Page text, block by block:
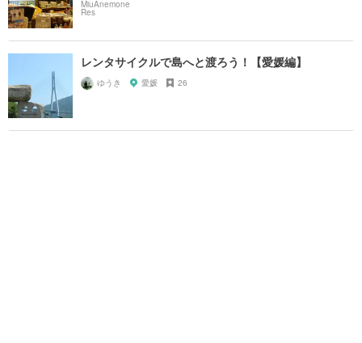
レンタサイクルで島へと渡ろう！【愛媛編】
ゆうき 愛媛 26